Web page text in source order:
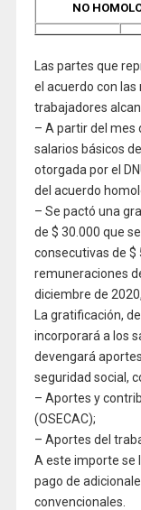
NO
Las partes que
el acuerdo con las
trabajadores
– A partir del mes
salarios básicos
otorgada por el
del acuerdo
– Se pactó una
de $ 30.000 que
consecutivas de $
remuneraciones
diciembre de
La gratificación,
incorporará a los
devengará
seguridad social,
– Aportes y
(OSECAC);
– Aportes del
A este importe se
pago de
convencionales.